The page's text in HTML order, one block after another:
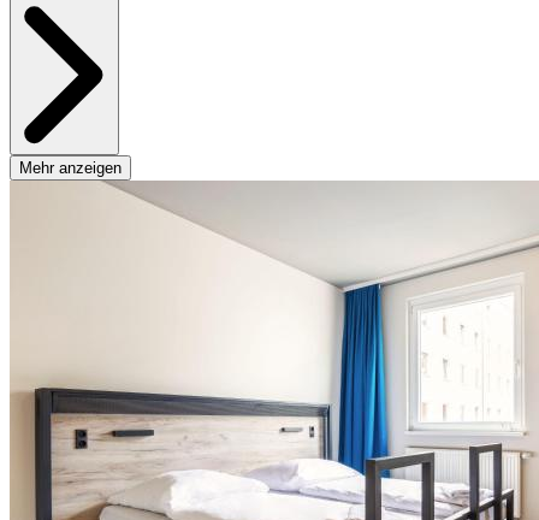
Mehr anzeigen